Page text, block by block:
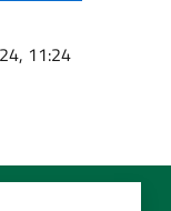
11:24